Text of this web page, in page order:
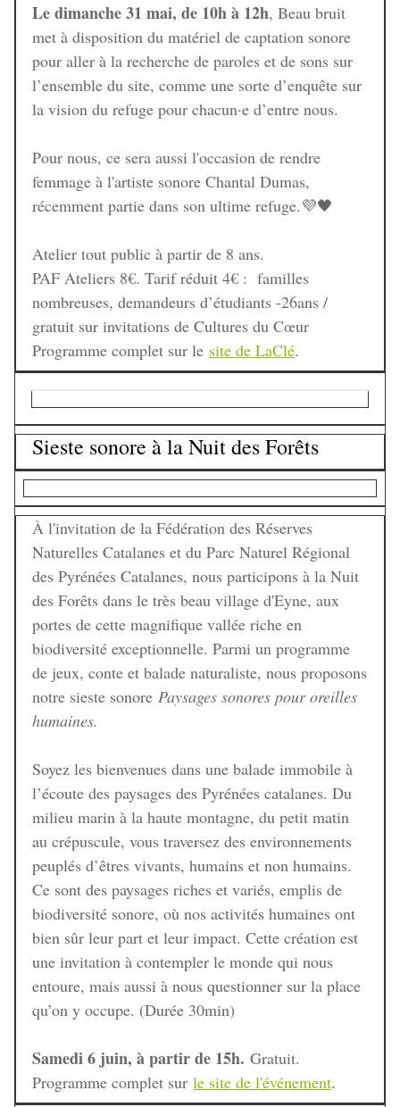
Le dimanche 31 mai, de 10h à 12h, Beau bruit
met à disposition du matériel de captation sonore
pour aller à la recherche de paroles et de sons sur
l’ensemble du site, comme une sorte d’enquête sur
la vision du refuge pour chacun·e d’entre nous.
Pour nous, ce sera aussi l'occasion de rendre
femmage à l'artiste sonore Chantal Dumas,
récemment partie dans son ultime refuge.💜🖤
Atelier tout public à partir de 8 ans.
PAF Ateliers 8€. Tarif réduit 4€ : familles
nombreuses, demandeurs d’étudiants -26ans /
gratuit sur invitations de Cultures du Cœur
Programme complet sur le site de LaClé.
Sieste sonore à la Nuit des Forêts
À l'invitation de la Fédération des Réserves
Naturelles Catalanes et du Parc Naturel Régional
des Pyrénées Catalanes, nous participons à la Nuit
des Forêts dans le très beau village d'Eyne, aux
portes de cette magnifique vallée riche en
biodiversité exceptionnelle. Parmi un programme
de jeux, conte et balade naturaliste, nous proposons
notre sieste sonore Paysages sonores pour oreilles
humaines.
Soyez les bienvenues dans une balade immobile à
l’écoute des paysages des Pyrénées catalanes. Du
milieu marin à la haute montagne, du petit matin
au crépuscule, vous traversez des environnements
peuplés d’êtres vivants, humains et non humains.
Ce sont des paysages riches et variés, emplis de
biodiversité sonore, où nos activités humaines ont
bien sûr leur part et leur impact. Cette création est
une invitation à contempler le monde qui nous
entoure, mais aussi à nous questionner sur la place
qu’on y occupe. (Durée 30min)
Samedi 6 juin, à partir de 15h. Gratuit.
Programme complet sur le site de l'événement.